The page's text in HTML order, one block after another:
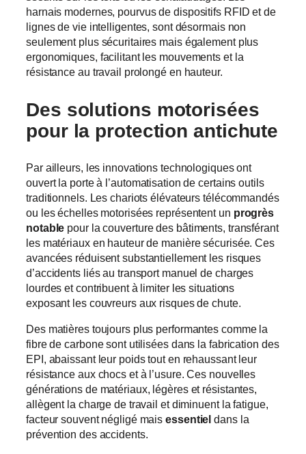
harnais modernes, pourvus de dispositifs RFID et de
lignes de vie intelligentes, sont désormais non
seulement plus sécuritaires mais également plus
ergonomiques, facilitant les mouvements et la
résistance au travail prolongé en hauteur.
Des solutions motorisées
pour la protection antichute
Par ailleurs, les innovations technologiques ont
ouvert la porte à l’automatisation de certains outils
traditionnels. Les chariots élévateurs télécommandés
ou les échelles motorisées représentent un progrès
notable pour la couverture des bâtiments, transférant
les matériaux en hauteur de manière sécurisée. Ces
avancées réduisent substantiellement les risques
d’accidents liés au transport manuel de charges
lourdes et contribuent à limiter les situations
exposant les couvreurs aux risques de chute.
Des matières toujours plus performantes comme la
fibre de carbone sont utilisées dans la fabrication des
EPI, abaissant leur poids tout en rehaussant leur
résistance aux chocs et à l’usure. Ces nouvelles
générations de matériaux, légères et résistantes,
allègent la charge de travail et diminuent la fatigue,
facteur souvent négligé maisessentiel dans la
prévention des accidents.